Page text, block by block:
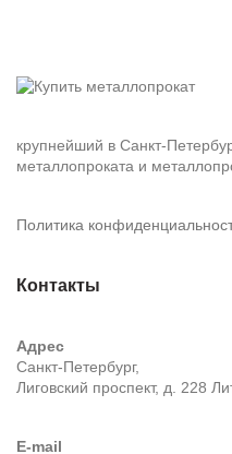
крупнейший в Санкт-
металлопроката и
Политика
Контакты
Адрес
Санкт-Петербург,
Лиговский проспект, д. 228
E-mail